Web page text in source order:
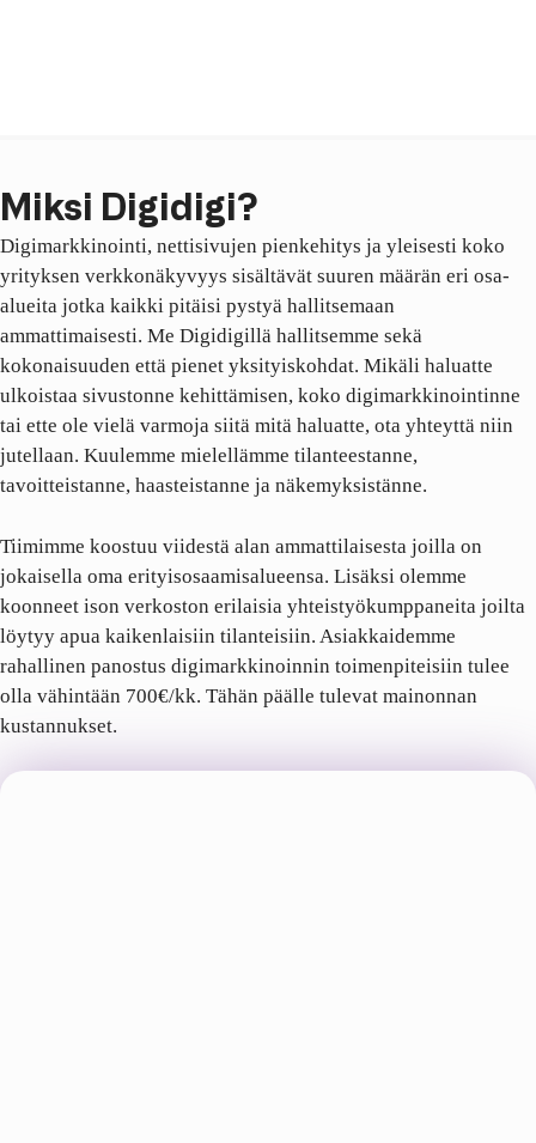
Miksi Digidigi?
Digimarkkinointi, nettisivujen pienkehitys ja yleisesti koko
yrityksen verkkonäkyvyys sisältävät suuren määrän eri osa-
alueita jotka kaikki pitäisi pystyä hallitsemaan
ammattimaisesti. Me Digidigillä hallitsemme sekä
kokonaisuuden että pienet yksityiskohdat. Mikäli haluatte
ulkoistaa sivustonne kehittämisen, koko digimarkkinointinne
tai ette ole vielä varmoja siitä mitä haluatte, ota yhteyttä niin
jutellaan. Kuulemme mielellämme tilanteestanne,
tavoitteistanne, haasteistanne ja näkemyksistänne.
Tiimimme koostuu viidestä alan ammattilaisesta joilla on
jokaisella oma erityisosaamisalueensa. Lisäksi olemme
koonneet ison verkoston erilaisia yhteistyökumppaneita joilta
löytyy apua kaikenlaisiin tilanteisiin. Asiakkaidemme
rahallinen panostus digimarkkinoinnin toimenpiteisiin tulee
olla vähintään 700€/kk. Tähän päälle tulevat mainonnan
kustannukset.